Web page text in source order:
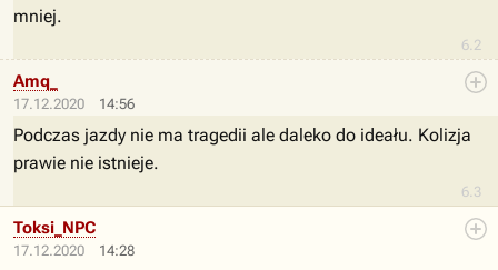
6.2
mniej.
17.12.2020 14:56
6.3
Amq_
Podczas jazdy nie ma tragedii ale daleko do ideału. Kolizja
prawie nie istnieje.
17.12.2020 14:28
Toksi_NPC